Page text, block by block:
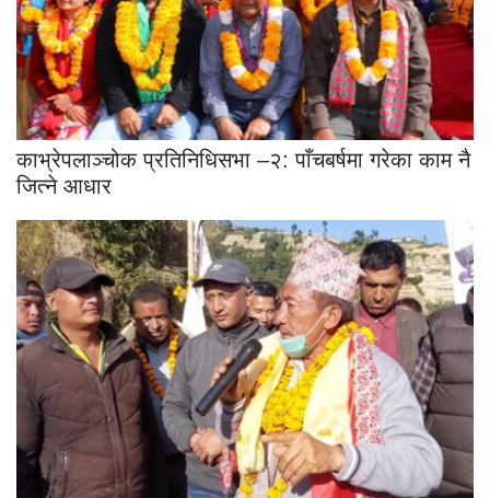
काभ्रेपलाञ्चोक प्रतिनिधिसभा –२: पाँचबर्षमा गरेका काम नै
जित्ने आधार